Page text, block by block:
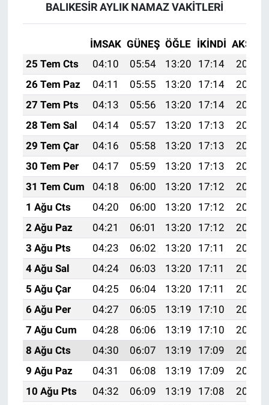
BALIKESİR AYLIK NAMAZ VAKITLERI
İMSAK GÜNEŞ ÖĞLE İKINDI AKŞAM
25 Tem Cts
04:10 05:54 13:20 17:14
20:36
26 Tem Paz
04:11 05:55 13:20 17:14
20:35
27 Tem Pts
04:13 05:56 13:20 17:14
20:34
28 Tem Sal
04:14 05:57 13:20 17:13
20:33
29 Tem Çar
04:16 05:58 13:20 17:13
20:32
30 Tem Per
04:17 05:59 13:20 17:13
20:31
31 Tem Cum
04:18 06:00 13:20 17:12
20:30
1 Ağu Cts
04:20 06:00 13:20 17:12
20:29
2 Ağu Paz
04:21 06:01 13:20 17:12
20:28
3 Ağu Pts
04:23 06:02 13:20 17:11
20:27
4 Ağu Sal
04:24 06:03 13:20 17:11
20:26
5 Ağu Çar
04:25 06:04 13:20 17:11
20:25
6 Ağu Per
04:27 06:05 13:19 17:10
20:24
7 Ağu Cum
04:28 06:06 13:19 17:10
20:23
8 Ağu Cts
04:30 06:07 13:19 17:09
20:22
9 Ağu Paz
04:31 06:08 13:19 17:09
20:20
10 Ağu Pts
04:32 06:09 13:19 17:08
20:19